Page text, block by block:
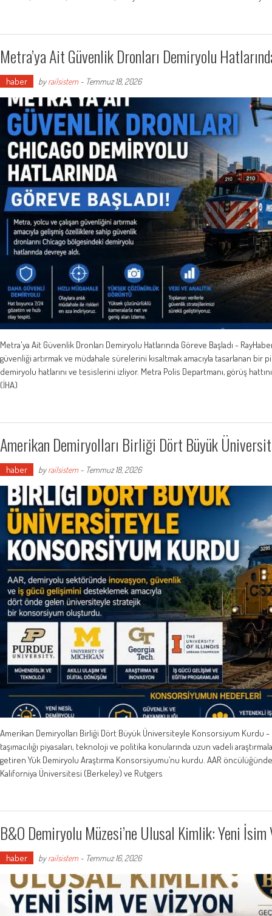
Metra’ya Ait Güvenlik Dronları Demiryolu
haber byrailsistem - Temmuz 18, 2026
Metra'ya Ait Güvenlik Dronları Demiryolu Hatlarında Göreve Başladı -
güvenliği artırmak ve müdahale sürelerini kısaltmak amacıyla tasarlanan bir
demiryolu hatlarını ve tesislerini izliyor. Metra Polis Departmanı, görüş
(İHA)
Amerikan Demiryolları Birliği Dört Büyük
haber byrailsistem - Temmuz 18, 2026
Amerikan Demiryolları Birliği Dört Büyük Üniversiteyle Konsorsiyum Kurdu -
taşımacılığı piyasaları, teknoloji ve politika konularında uzun vadeli
getiren Yük Demiryolu Araştırma Konsorsiyumu’nu kurdu. AAR
Kaliforniya Üniversitesi (Berkeley) ve Rutgers
B&O Demiryolu Müzesi’ne Ulusal Kimlik: Yeni İsim
haber byrailsistem - Temmuz 16, 2026